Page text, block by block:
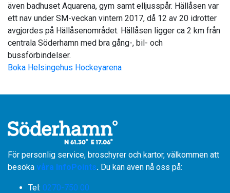
även badhuset Aquarena, gym samt elljusspår. Hällåsen var
ett nav under SM-veckan vintern 2017, då 12 av 20 idrotter
avgjordes på Hällåsenområdet. Hällåsen ligger ca 2 km från
centrala Söderhamn med bra gång-, bil- och
bussförbindelser.
Boka Helsingehus Hockeyarena
För personlig service, broschyrer och kartor, välkommen att
besöka våra InfoPoints. Du kan även nå oss på:
Tel: 0270-750 00